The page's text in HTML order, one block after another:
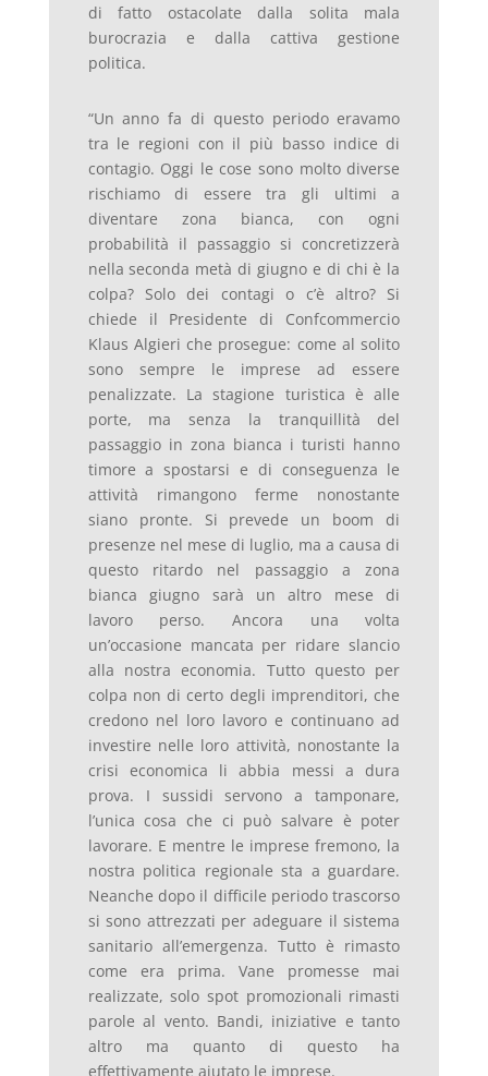
di fatto ostacolate dalla solita mala
burocrazia e dalla cattiva gestione
politica.
“Un anno fa di questo periodo eravamo
tra le regioni con il più basso indice di
contagio. Oggi le cose sono molto diverse
rischiamo di essere tra gli ultimi a
diventare zona bianca, con ogni
probabilità il passaggio si concretizzerà
nella seconda metà di giugno e di chi è la
colpa? Solo dei contagi o c’è altro? Si
chiede il Presidente di Confcommercio
Klaus Algieri che prosegue: come al solito
sono sempre le imprese ad essere
penalizzate. La stagione turistica è alle
porte, ma senza la tranquillità del
passaggio in zona bianca i turisti hanno
timore a spostarsi e di conseguenza le
attività rimangono ferme nonostante
siano pronte. Si prevede un boom di
presenze nel mese di luglio, ma a causa di
questo ritardo nel passaggio a zona
bianca giugno sarà un altro mese di
lavoro perso. Ancora una volta
un’occasione mancata per ridare slancio
alla nostra economia. Tutto questo per
colpa non di certo degli imprenditori, che
credono nel loro lavoro e continuano ad
investire nelle loro attività, nonostante la
crisi economica li abbia messi a dura
prova. I sussidi servono a tamponare,
l’unica cosa che ci può salvare è poter
lavorare. E mentre le imprese fremono, la
nostra politica regionale sta a guardare.
Neanche dopo il difficile periodo trascorso
si sono attrezzati per adeguare il sistema
sanitario all’emergenza. Tutto è rimasto
come era prima. Vane promesse mai
realizzate, solo spot promozionali rimasti
parole al vento. Bandi, iniziative e tanto
altro ma quanto di questo ha
effettivamente aiutato le imprese.